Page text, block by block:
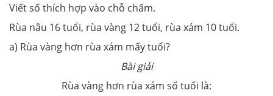
Viết số thích hợp vào chỗ chấm.
Rùa nâu 16 tuổi, rùa vàng 12 tuổi, rùa xám 10 tuổi.
a) Rùa vàng hơn rùa xám mấy tuổi?
Bài giải
Rùa vàng hơn rùa xám số tuổi là: